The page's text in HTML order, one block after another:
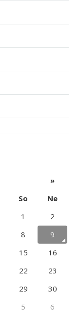
»
So
Ne
1
2
8
9
15
16
22
23
29
30
5 6